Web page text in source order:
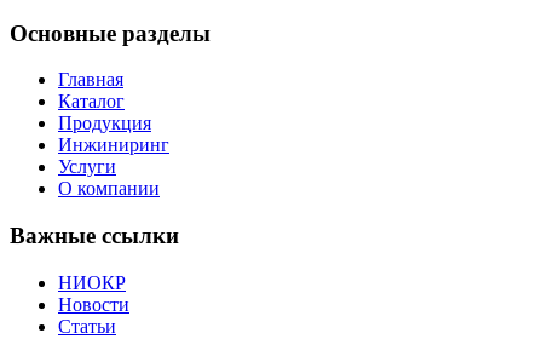
Основные разделы
Главная
Каталог
Продукция
Инжиниринг
Услуги
О компании
Важные ссылки
НИОКР
Новости
Статьи